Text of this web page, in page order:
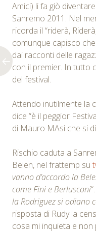
Amici) li fa giò
Sanremo 2011. Nel
ricorda il “riderà,
comunque capisco
dai racconti delle
con il premier. In tutto
del festival.
Attendo inutilmente la
dice “è il peggior
di Mauro MAsi che si
Rischio caduta a
Belen, nel frattemp su
vanno d’accordo la
come Fini e Berlusconi
la Rodriguez si odiano
risposta di Rudy la
cosa mi inquieta e non